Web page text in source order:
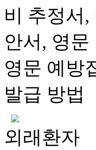
비 추정서
안서, 영
영문 예방
발급 방법
외래환자